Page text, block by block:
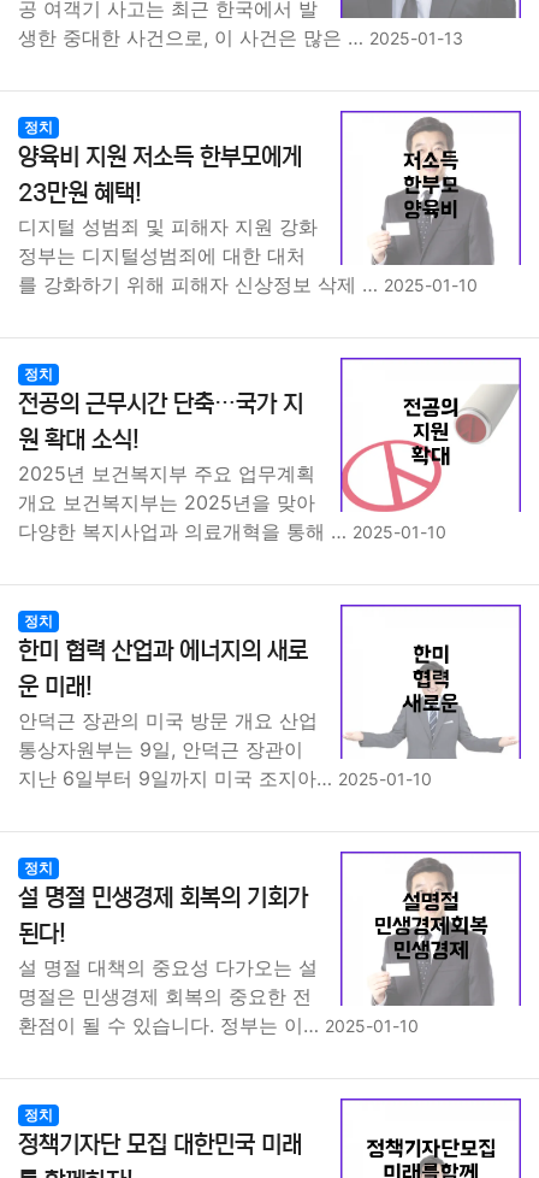
공 여객기 사고는 최근 한국에서 발
생한 중대한 사건으로, 이 사건은 많은 … 2025-01-13
정치
양육비 지원 저소득 한부모에게
23만원 혜택!
디지털 성범죄 및 피해자 지원 강화
정부는 디지털성범죄에 대한 대처
를 강화하기 위해 피해자 신상정보 삭제 … 2025-01-10
정치
전공의 근무시간 단축…국가 지
원 확대 소식!
2025년 보건복지부 주요 업무계획
개요 보건복지부는 2025년을 맞아
다양한 복지사업과 의료개혁을 통해 … 2025-01-10
정치
한미 협력 산업과 에너지의 새로
운 미래!
안덕근 장관의 미국 방문 개요 산업
통상자원부는 9일, 안덕근 장관이
지난 6일부터 9일까지 미국 조지아… 2025-01-10
정치
설 명절 민생경제 회복의 기회가
된다!
설 명절 대책의 중요성 다가오는 설
명절은 민생경제 회복의 중요한 전
환점이 될 수 있습니다. 정부는 이… 2025-01-10
정치
정책기자단 모집 대한민국 미래